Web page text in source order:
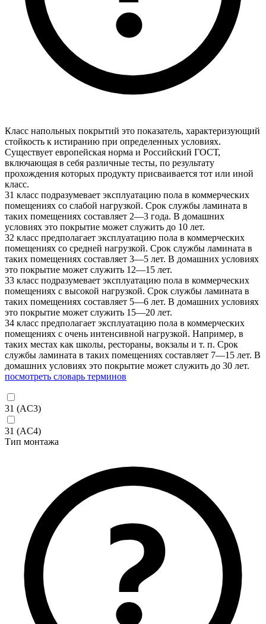
Класс напольных покрытий это показатель, характеризующий
стойкость к истиранию при определенных условиях.
Существует европейская норма и Российский ГОСТ,
включающая в себя различные тесты, по результату
прохождения которых продукту присваивается тот или иной
класс.
31 класс подразумевает эксплуатацию пола в коммерческих
помещениях со слабой нагрузкой. Срок службы ламината в
таких помещениях составляет 2—3 года. В домашних
условиях это покрытие может служить до 10 лет.
32 класс предполагает эксплуатацию пола в коммерческих
помещениях со средней нагрузкой. Срок службы ламината в
таких помещениях составляет 3—5 лет. В домашних условиях
это покрытие может служить 12—15 лет.
33 класс подразумевает эксплуатацию пола в коммерческих
помещениях с высокой нагрузкой. Срок службы ламината в
таких помещениях составляет 5—6 лет. В домашних условиях
это покрытие может служить 15—20 лет.
34 класс предполагает эксплуатацию пола в коммерческих
помещениях с очень интенсивной нагрузкой. Например, в
таких местах как школы, рестораны, вокзалы и т. п. Срок
службы ламината в таких помещениях составляет 7—15 лет. В
домашних условиях это покрытие может служить до 30 лет.
посмотреть словарь терминов
31 (AC3)
31 (AC4)
Тип монтажа